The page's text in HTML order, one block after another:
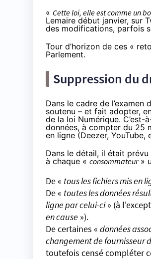
« Cette loi, elle est comme un
Lemaire début janvier, sur
des modifications, parfois
Tour d’horizon de ces «
Parlement.
Suppression du
Dans le cadre de
soutenu – et fait adopter,
de la loi Numérique.
données, à compter du 25
en ligne (Deezer, YouTube,
Dans le détail, il était
à chaque « consommateur»
De « tous les fichiers mis en
De « toutes les données
ligne par celui-ci» (à
en cause »).
De certaines « données
changement de fournisseur
toutefois censé compléter